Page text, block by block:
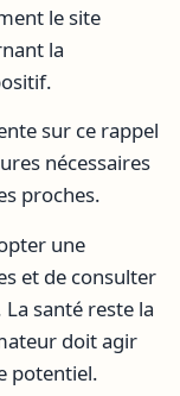
le site
la
sur ce rappel
nécessaires
proches.
une
et de consulter
santé reste la
doit agir
potentiel.